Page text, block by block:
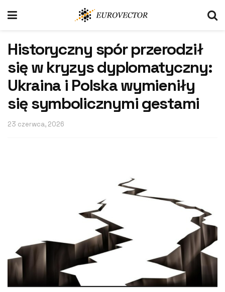
Historyczny spór przerodził
się w kryzys dyplomatyczny:
Ukraina i Polska wymieniły
się symbolicznymi gestami
23 czerwca, 2026